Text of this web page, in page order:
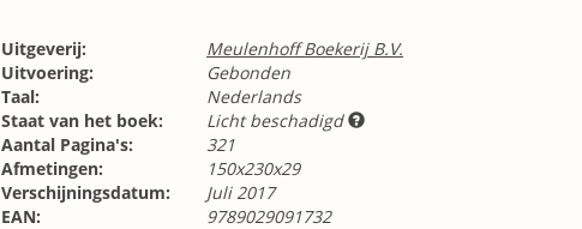
Uitgeverij:
Meulenhoff Boekerij B.V.
Uitvoering:
Gebonden
Taal:
Nederlands
Staat van het boek:
Licht beschadigd
Aantal Pagina's:
321
Afmetingen:
150x230x29
Verschijningsdatum:
Juli 2017
EAN:
9789029091732